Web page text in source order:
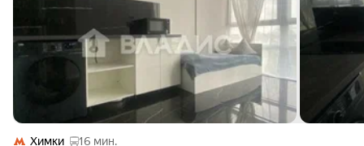
Химки
16 мин.